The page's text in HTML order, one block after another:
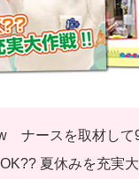
ナースを取材して
夏休みを充実